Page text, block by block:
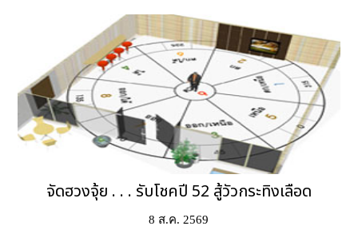
จัดฮวงจุ้ย . . . รับโชคปี 52 สู้วัวกระทิงเลือด
8 ส.ค. 2569